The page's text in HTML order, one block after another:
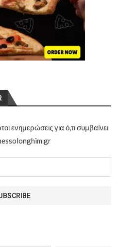
ενημερώσεις για ό,τι συμβαίνει